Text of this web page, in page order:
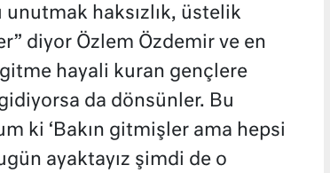
unutmak haksızlık, üstelik
diyor Özlem Özdemir ve en
hayali kuran gençlere
da dönsünler. Bu
ki ‘Bakın gitmişler ama hepsi
ayaktayız şimdi de o